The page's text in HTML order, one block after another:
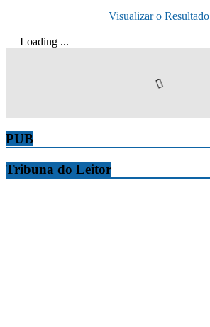
Visualizar o Resultado
Loading ...
PUB
Tribuna do Leitor